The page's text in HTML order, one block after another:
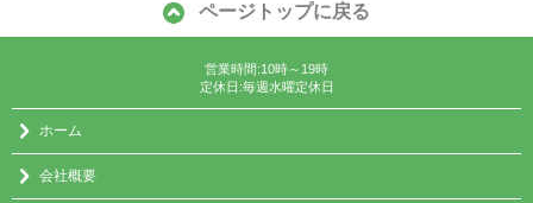
ページトップに戻る
営業時間:10時～19時
定休日:毎週水曜定休日
ホーム
会社概要